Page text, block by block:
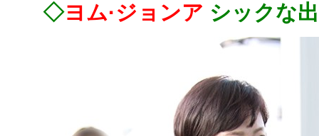
◇ヨム·ジョンア シックな